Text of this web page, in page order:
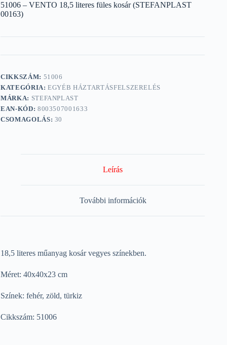
51006 – VENTO 18,5 literes füles kosár (STEFANPLAST
00163)
CIKKSZÁM: 51006
KATEGÓRIA:EGYÉB HÁZTARTÁSFELSZERELÉS
MÁRKA: STEFANPLAST
EAN-KÓD: 8003507001633
CSOMAGOLÁS: 30
Leírás
További információk
18,5 literes műanyag kosár vegyes színekben.
Méret: 40x40x23 cm
Színek: fehér, zöld, türkiz
Cikkszám: 51006